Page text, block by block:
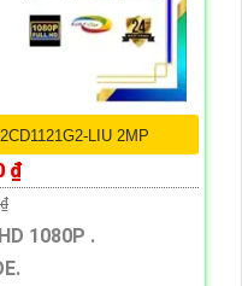
LIU 2MP
₫
1080P .